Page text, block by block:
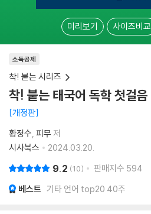
미리보기 사이즈비교
소득공제
착! 붙는 시리즈
착! 붙는 태국어 독학 첫걸음
개정판
황정수 피무 저
시사북스
2024.03.20.
9.2 10 판매지수 594
베스트 기타 언어 top20 40주